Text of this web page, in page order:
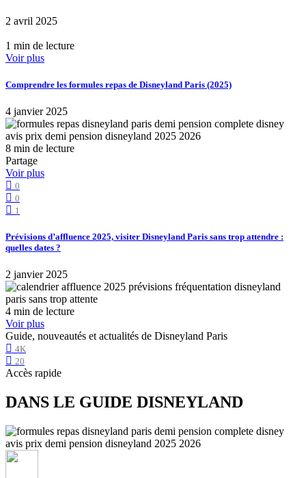
2 avril 2025
1 min de lecture
Voir plus
Comprendre les formules repas de Disneyland Paris (2025)
4 janvier 2025
8 min de lecture
Partage
Voir plus
0
0
1
Prévisions d’affluence 2025, visiter Disneyland Paris sans trop attendre :
quelles dates ?
2 janvier 2025
4 min de lecture
Voir plus
Guide, nouveautés et actualités de Disneyland Paris
4K
20
Accès rapide
DANS LE GUIDE DISNEYLAND